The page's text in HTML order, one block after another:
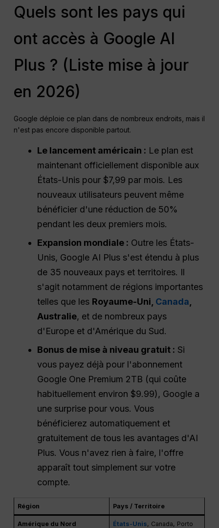
Quels sont les pays qui
ont accès à Google AI
Plus ? (Liste mise à jour
en 2026)
Google déploie ce plan dans de nombreux endroits, mais il
n'est pas encore disponible partout.
Le lancement américain : Le plan est
maintenant officiellement disponible aux
États-Unis pour $7,99 par mois. Les
nouveaux utilisateurs peuvent même
bénéficier d'une réduction de 50%
pendant les deux premiers mois.
Expansion mondiale : Outre les États-
Unis, Google AI Plus s'est étendu à plus
de 35 nouveaux pays et territoires. Il
s'agit notamment de régions importantes
telles que les Royaume-Uni, Canada
Australie, et de nombreux pays
d'Europe et d'Amérique du Sud.
Bonus de mise à niveau gratuit : Si
vous payez déjà pour l'abonnement
Google One Premium 2TB (qui coûte
habituellement environ $9.99), Google a
une surprise pour vous. Vous
bénéficierez automatiquement et
gratuitement de tous les avantages d'AI
Plus. Vous n'avez rien à faire, l'offre
apparaît tout simplement sur votre
compte.
Région Pays / Territoire
Amérique du Nord États-Unis, Canada, Porto